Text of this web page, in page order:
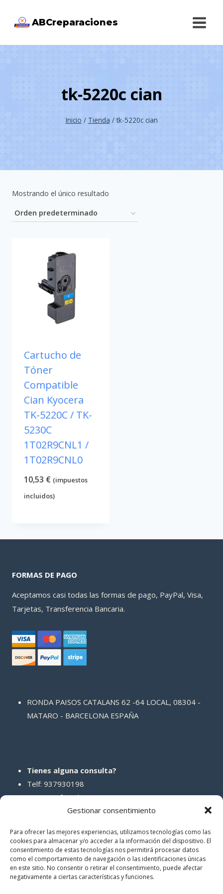
Gestionar consentimiento
Para ofrecer las mejores experiencias, utilizamos tecnologías como las
cookies para almacenar y/o acceder a la información del dispositivo. El
consentimiento de estas tecnologías nos permitirá procesar datos
como el comportamiento de navegación o las identificaciones únicas
en este sitio. No consentir o retirar el consentimiento, puede afectar
negativamente a ciertas características y funciones.
ABCreparaciones
tk-5220c cian
Inicio / Tienda / tk-5220c cian
Mostrando el único resultado
Cartucho de
Tóner
Compatible
Cian Kyocera
TK-5220C / TK-
5230C
1T02R9CNL1 /
1T02R9CNL0
10,53 € (impuestos
incluidos)
FORMAS DE PAGO
Aceptamos casi todas las formas de pago, PayPal, Visa,
Tarjetas, Transferencia Bancaria.
RONDA PAISOS CATALANS 62 -64 LOCAL, 08304 -
MATARO - BARCELONA ESPAÑA
Tienes alguna consulta?
Telf: 937930198
Correo: info@abcreparaciones.com
REDES SOCIALES